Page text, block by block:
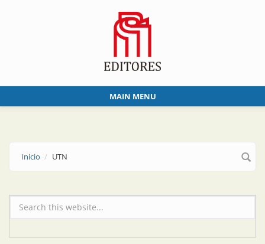
MAIN MENU
Inicio UTN
Formulario de búsqueda